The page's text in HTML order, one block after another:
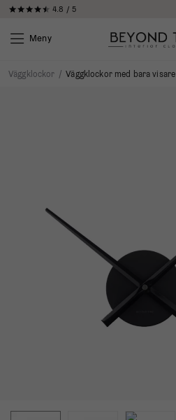
4.8 / 5
Meny
Väggklockor / Väggklockor med bara visare